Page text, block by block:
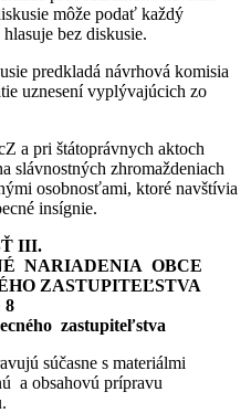
môže podať každý
bez diskusie.
predkladá návrhová komisia
uznesení vyplývajúcich zo
a pri štátoprávnych aktoch
slávnostných zhromaždeniach
osobnosťami, ktoré navštívia
insígnie.
III.
NARIADENIA OBCE
ZASTUPITEĽSTVA
8
zastupiteľstva
súčasne s materiálmi
a obsahovú prípravu